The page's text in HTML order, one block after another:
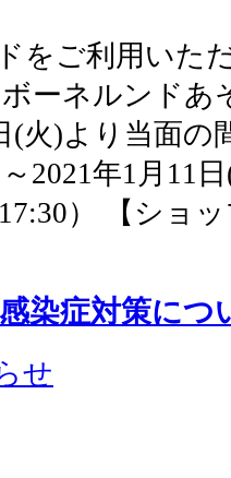
をご利用いた
ーネルンドあ
(火)より当面
2021年1月11
） 【ショ
染症対策につ
せ